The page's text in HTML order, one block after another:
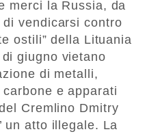
merci la Russia, da
vendicarsi contro
ostili” della Lituania
giugno vietano
di metalli,
e apparati
Cremlino Dmitry
un atto illegale. La